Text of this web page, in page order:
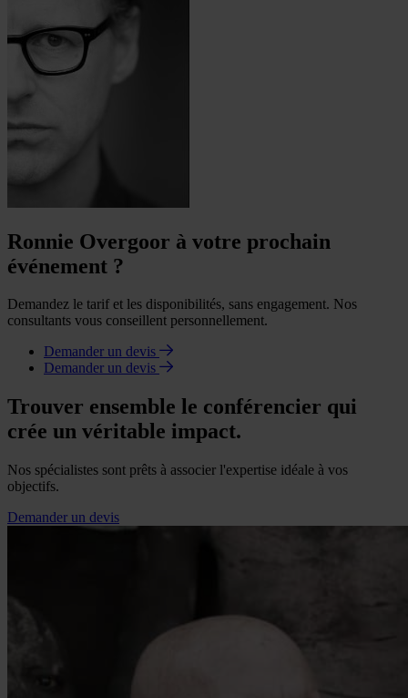
Ronnie Overgoor à votre prochain
événement ?
Demandez le tarif et les disponibilités, sans engagement. Nos
consultants vous conseillent personnellement.
Demander un devis
Demander un devis
Trouver ensemble le conférencier qui
crée un véritable impact.
Nos spécialistes sont prêts à associer l'expertise idéale à vos
objectifs.
Demander un devis